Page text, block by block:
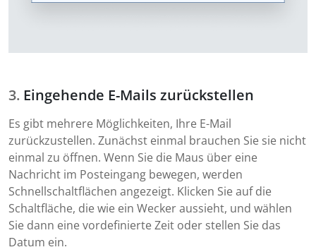
Eingehende E-Mails zurückstellen
Es gibt mehrere Möglichkeiten, Ihre E-Mail
zurückzustellen. Zunächst einmal brauchen Sie sie nicht
einmal zu öffnen. Wenn Sie die Maus über eine
Nachricht im Posteingang bewegen, werden
Schnellschaltflächen angezeigt. Klicken Sie auf die
Schaltfläche, die wie ein Wecker aussieht, und wählen
Sie dann eine vordefinierte Zeit oder stellen Sie das
Datum ein.